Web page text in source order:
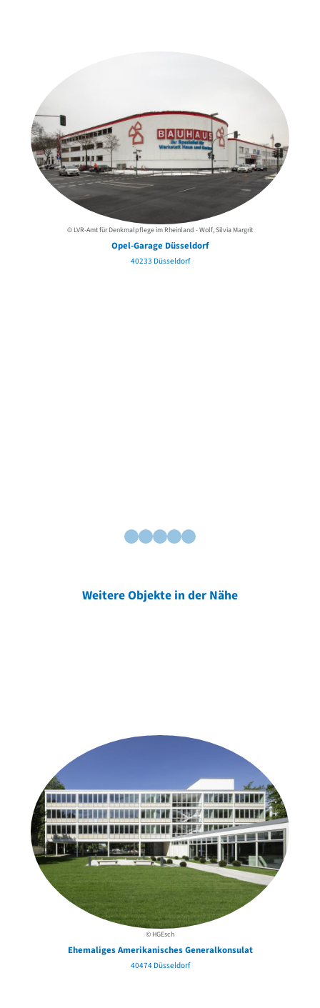
© LVR-Amt für Denkmalpflege im Rheinland - Wolf, Silvia Margrit
Opel-Garage Düsseldorf
40233 Düsseldorf
Weitere Objekte in der Nähe
© HGEsch
Ehemaliges Amerikanisches Generalkonsulat
40474 Düsseldorf